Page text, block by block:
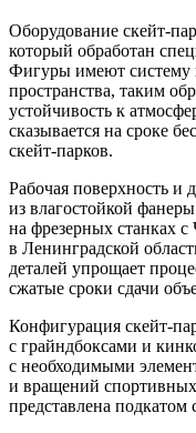
Оборудование скейт-
который обработан
Фигуры имеют систему
пространства, таким
устойчивость к
сказывается на сроке
скейт-парков.
Рабочая поверхность
из влагостойкой
на фрезерных станках
в Ленинградской
деталей упрощает
сжатые сроки сдачи
Конфигурация скейт-
с грайндбоксами и
с необходимыми
и вращений спортивных
представлена подкатом